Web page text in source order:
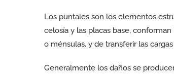
Los puntales son los elementos
celosía y las placas base,
o ménsulas, y de transferir las
Generalmente los daños se